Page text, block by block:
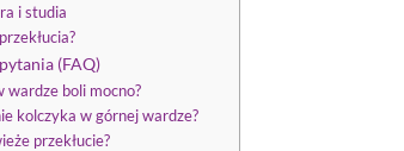
i studia
(FAQ)
wardze boli mocno?
kolczyka w górnej wardze?
przekłucie?